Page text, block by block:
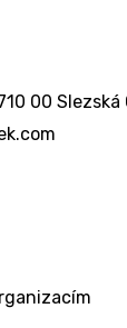
00 Slezská